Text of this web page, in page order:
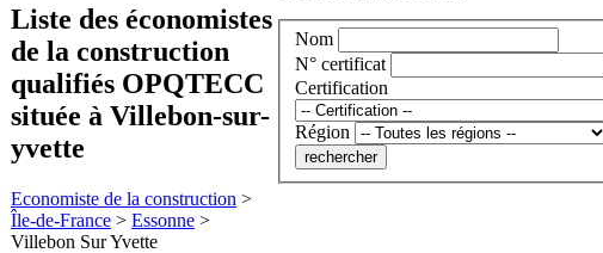
Liste des économistes
de la construction
qualifiés OPQTECC
située à Villebon-sur-
yvette
Economiste de la construction >
Île-de-France > Essonne >
Villebon Sur Yvette
Nom
N° certificat
Certification
Région